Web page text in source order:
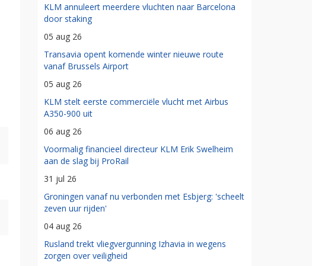
KLM annuleert meerdere vluchten naar Barcelona
door staking
05 aug 26
Transavia opent komende winter nieuwe route
vanaf Brussels Airport
05 aug 26
KLM stelt eerste commerciële vlucht met Airbus
A350-900 uit
06 aug 26
Voormalig financieel directeur KLM Erik Swelheim
aan de slag bij ProRail
31 jul 26
Groningen vanaf nu verbonden met Esbjerg: 'scheelt
zeven uur rijden'
04 aug 26
Rusland trekt vliegvergunning Izhavia in wegens
zorgen over veiligheid